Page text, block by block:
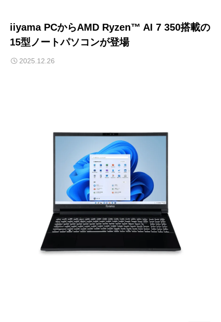
iiyama PCからAMD Ryzen™ AI 7 350搭載の
15型ノートパソコンが登場
2025.12.26